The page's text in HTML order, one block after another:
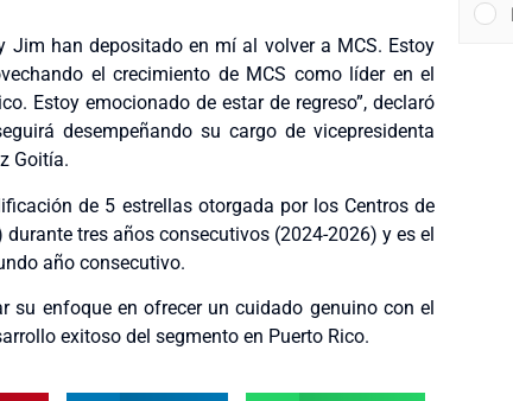
Jim han depositado en mí al volver a MCS. Estoy
el crecimiento de MCS como líder en el
Estoy emocionado de estar de regreso”, declaró
desempeñando su cargo de vicepresidenta
Goitía.
de 5 estrellas otorgada por los Centros de
tres años consecutivos (2024-2026) y es el
año consecutivo.
su enfoque en ofrecer un cuidado genuino con el
exitoso del segmento en Puerto Rico.